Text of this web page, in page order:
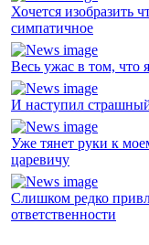
Хочется изобразить
симпатичное
Весь ужас в том, что
И наступил
Уже тянет руки к
царевичу
Слишком редко
ответственности